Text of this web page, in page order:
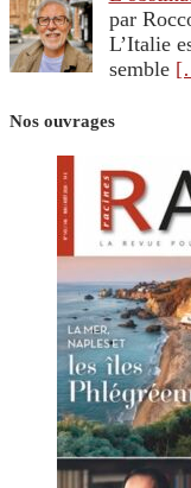
par
L’Italie
semble
Nos ouvrages